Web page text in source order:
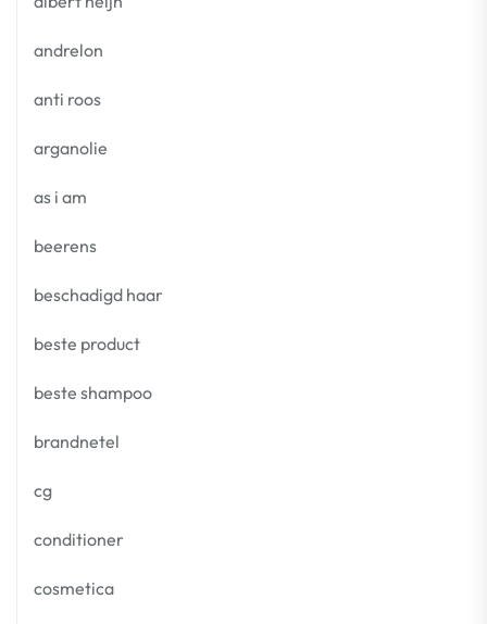
andrelon
anti roos
arganolie
as i am
beerens
beschadigd haar
beste product
beste shampoo
brandnetel
cg
conditioner
cosmetica